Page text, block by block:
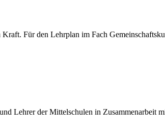
Für den Lehrplan im Fach
Lehrer der Mittelschulen in Zusammenarbeit